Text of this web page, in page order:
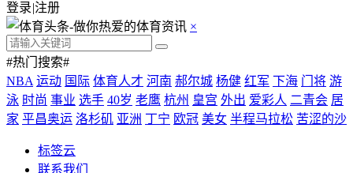
登录|注册
×
#热门搜索#
NBA 运动 国际 体育人才 河南 郝尔城 杨健 红军 下海 门将 游
泳 时尚 事业 选手 40岁 老鹰 杭州 皇宫 外出 爱彩人 二青会 居
家 平昌奥运 洛杉矶 亚洲 丁宁 欧冠 美女 半程马拉松 苦涩的沙
标签云
联系我们